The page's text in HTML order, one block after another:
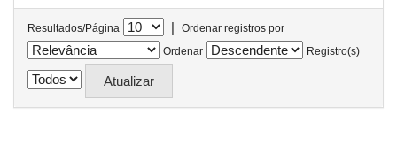
Resultados/Página |
Ordenar registros por
Ordenar
Registro(s)